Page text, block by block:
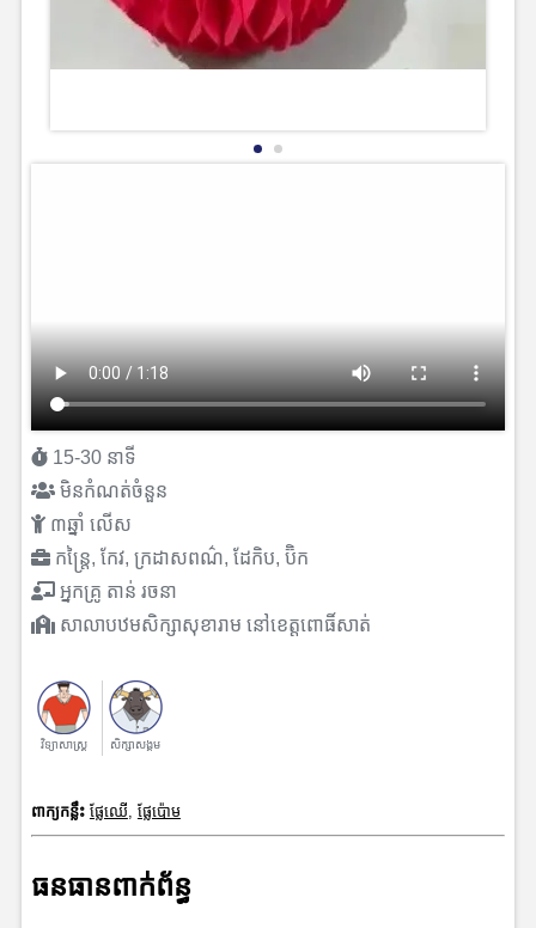
15-30 នាទី
មិនកំណត់ចំនួន
៣ឆ្នាំ លើស
កន្ត្រៃ, កែវ, ក្រដាសពណ៌, ដែកិប, ប៊ិក
អ្នកគ្រូ តាន់ រចនា
សាលាបឋមសិក្សាសុខារាម នៅខេត្តពោធិ៍សាត់
វិទ្យាសាស្រ្ត សិក្សាសង្គម
ពាក្យកន្លឹះ ផ្លែឈើ ផ្លែប៉ោម
ធនធានពាក់ព័ន្ធ